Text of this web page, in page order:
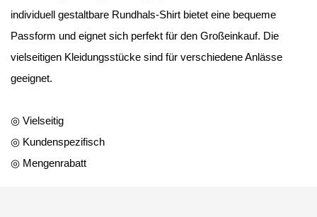
individuell gestaltbare Rundhals-Shirt bietet eine bequeme
Passform und eignet sich perfekt für den Großeinkauf. Die
vielseitigen Kleidungsstücke sind für verschiedene Anlässe
geeignet.
◎ Vielseitig
◎ Kundenspezifisch
◎ Mengenrabatt